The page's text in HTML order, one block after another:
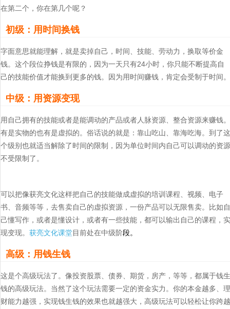
在第二个，你在第几个呢？
初级：用时间换钱
字面意思就能理解，就是卖掉自己，时间、技能、劳动力，换取等价金
钱。这个段位挣钱是有限的，因为一天只有24小时，你只能不断提高自
己的技能价值才能换到更多的钱。因为用时间赚钱，肯定会受制于时间。
中级：用资源变现
用自己拥有的技能或者是能调动的产品或者人脉资源、整合资源来赚钱。
有是实物的也有是虚拟的。俗话说的就是：靠山吃山、靠海吃海。到了这
个级别也就适当解除了时间的限制，因为单位时间内自己可以调动的资源
不受限制了。
可以把像获亮文化这样把自己的技能做成虚拟的培训课程、视频、电子
书、音频等等，去售卖自己的虚拟资源，一份产品可以无限售卖。比如自
己懂写作，或者是懂设计，或者有一些技能，都可以输出自己的课程，实
现变现。 获亮文化课堂目前处在中级阶段。
高级：用钱生钱
这是个高级玩法了。像投资股票、债券、期货，房产，等等，都属于钱生
钱的高级玩法。当然了这个玩法需要一定的资金实力。你的本金越多、理
财能力越强，实现钱生钱的效果也就越强大，高级玩法可以轻松让你跨越